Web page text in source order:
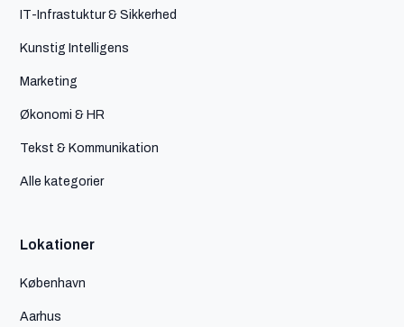
IT-Infrastuktur & Sikkerhed
Kunstig Intelligens
Marketing
Økonomi & HR
Tekst & Kommunikation
Alle kategorier
Lokationer
København
Aarhus